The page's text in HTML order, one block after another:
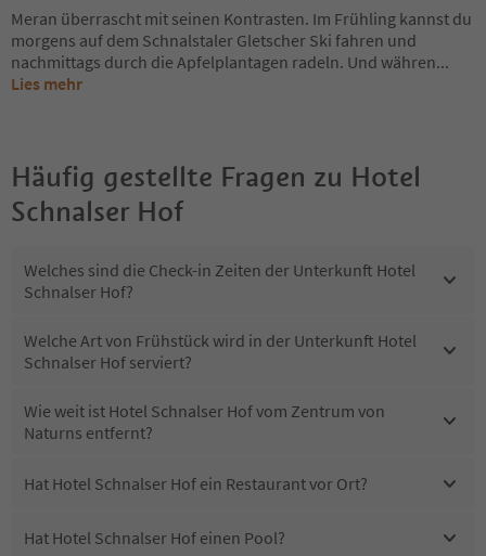
Meran überrascht mit seinen Kontrasten. Im Frühling kannst du
morgens auf dem Schnalstaler Gletscher Ski fahren und
nachmittags durch die Apfelplantagen radeln. Und währen...
Lies mehr
Häufig gestellte Fragen zu Hotel
Schnalser Hof
Welches sind die Check-in Zeiten der Unterkunft Hotel
Schnalser Hof?
Welche Art von Frühstück wird in der Unterkunft Hotel
Schnalser Hof serviert?
Wie weit ist Hotel Schnalser Hof vom Zentrum von
Naturns entfernt?
Hat Hotel Schnalser Hof ein Restaurant vor Ort?
Hat Hotel Schnalser Hof einen Pool?